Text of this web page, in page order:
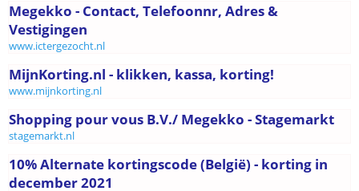
Megekko - Contact, Telefoonnr, Adres &
Vestigingen
www.ictergezocht.nl
MijnKorting.nl - klikken, kassa, korting!
www.mijnkorting.nl
Shopping pour vous B.V./ Megekko - Stagemarkt
stagemarkt.nl
10% Alternate kortingscode (België) - korting in
december 2021